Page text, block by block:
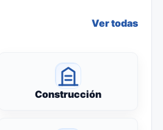
Ver todas
Construcción